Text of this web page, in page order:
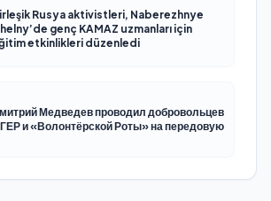
Rusya aktivistleri, Naberezhnye
genç KAMAZ uzmanları için
etkinlikleri düzenledi
Медведев проводил добровольцев
и «Волонтёрской Роты» на передовую